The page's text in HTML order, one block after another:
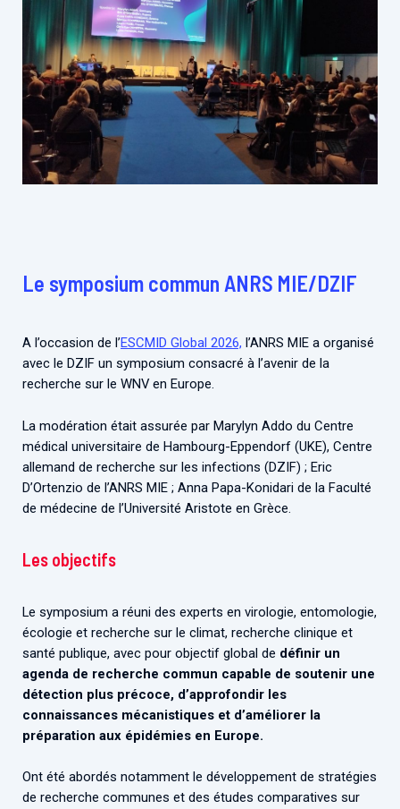
Le symposium commun ANRS MIE/DZIF
A l’occasion de l’ESCMID Global 2026, l’ANRS MIE a organisé
avec le DZIF un symposium consacré à l’avenir de la
recherche sur le WNV en Europe.
La modération était assurée par Marylyn Addo du Centre
médical universitaire de Hambourg-Eppendorf (UKE), Centre
allemand de recherche sur les infections (DZIF) ; Eric
D’Ortenzio de l’ANRS MIE ; Anna Papa-Konidari de la Faculté
de médecine de l’Université Aristote en Grèce.
Les objectifs
Le symposium a réuni des experts en virologie, entomologie,
écologie et recherche sur le climat, recherche clinique et
santé publique, avec pour objectif global de définir un
agenda de recherche commun capable de soutenir une
détection plus précoce, d’approfondir les
connaissances mécanistiques et d’améliorer la
préparation aux épidémies en Europe.
Ont été abordés notamment le développement de stratégies
de recherche communes et des études comparatives sur